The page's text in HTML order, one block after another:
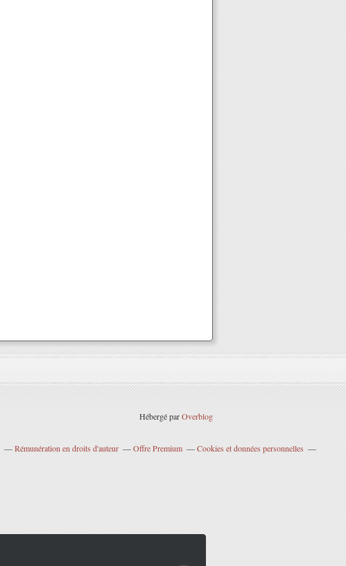
Hébergé parOverblog
Rémunération en droits d'auteur Offre Premium
Cookies et données personnelles